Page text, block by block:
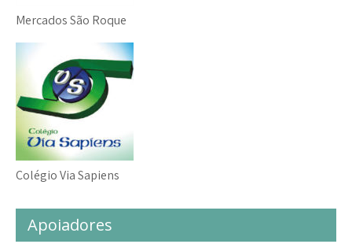
Mercados São Roque
Colégio Via Sapiens
Apoiadores